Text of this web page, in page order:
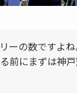
ーの数ですよね
前にまずは神